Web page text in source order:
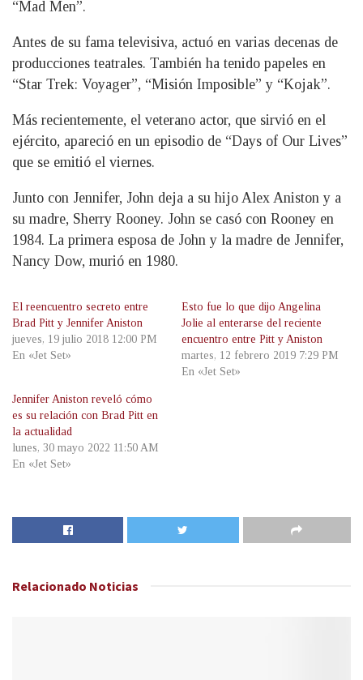
“Mad Men”.
Antes de su fama televisiva, actuó en varias decenas de
producciones teatrales. También ha tenido papeles en
“Star Trek: Voyager”, “Misión Imposible” y “Kojak”.
Más recientemente, el veterano actor, que sirvió en el
ejército, apareció en un episodio de “Days of Our Lives”
que se emitió el viernes.
Junto con Jennifer, John deja a su hijo Alex Aniston y a
su madre, Sherry Rooney. John se casó con Rooney en
1984. La primera esposa de John y la madre de Jennifer,
Nancy Dow, murió en 1980.
El reencuentro secreto entre
Brad Pitt y Jennifer Aniston
jueves, 19 julio 2018 12:00 PM
En «Jet Set»
Esto fue lo que dijo Angelina
Jolie al enterarse del reciente
encuentro entre Pitt y Aniston
martes, 12 febrero 2019 7:29 PM
En «Jet Set»
Jennifer Aniston reveló cómo
es su relación con Brad Pitt en
la actualidad
lunes, 30 mayo 2022 11:50 AM
En «Jet Set»
Relacionado Noticias